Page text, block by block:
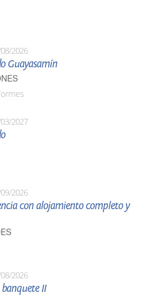
2026
Guayasamín
2027
2026
con alojamiento completo y
2026
II